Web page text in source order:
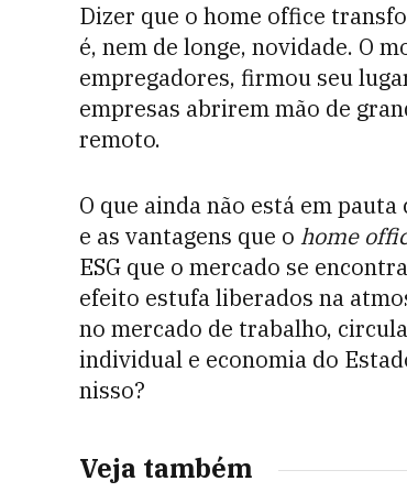
Dizer que o home office
é, nem de longe, novidade. O
empregadores, firmou seu
empresas abrirem mão de
remoto.
O que ainda não está em
e as vantagens que o home
ESG que o mercado se
efeito estufa liberados na
no mercado de trabalho,
individual e economia do
nisso?
Veja também